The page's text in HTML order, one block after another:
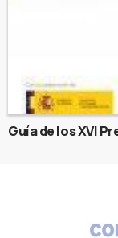
Guía de los XVI